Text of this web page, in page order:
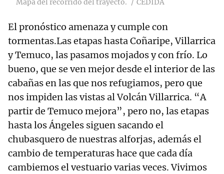
Mapa del recorrido del trayecto. CEDIDA
El pronóstico amenaza y cumple con
tormentas.Las etapas hasta Coñaripe, Villarrica
y Temuco, las pasamos mojados y con frío. Lo
bueno, que se ven mejor desde el interior de las
cabañas en las que nos refugiamos, pero que
nos impiden las vistas al Volcán Villarrica. “A
partir de Temuco mejora”, pero no, las etapas
hasta los Ángeles siguen sacando el
chubasquero de nuestras alforjas, además el
cambio de temperaturas hace que cada día
cambiemos el vestuario varias veces. Vivimos